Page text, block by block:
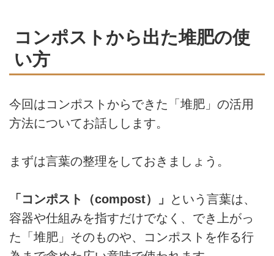
コンポストから出た堆肥の使
い方
今回はコンポストからできた「堆肥」の活用
方法についてお話しします。
まずは言葉の整理をしておきましょう。
「コンポスト（compost）」
という言葉は、
容器や仕組みを指すだけでなく、でき上がっ
た「堆肥」そのものや、コンポストを作る行